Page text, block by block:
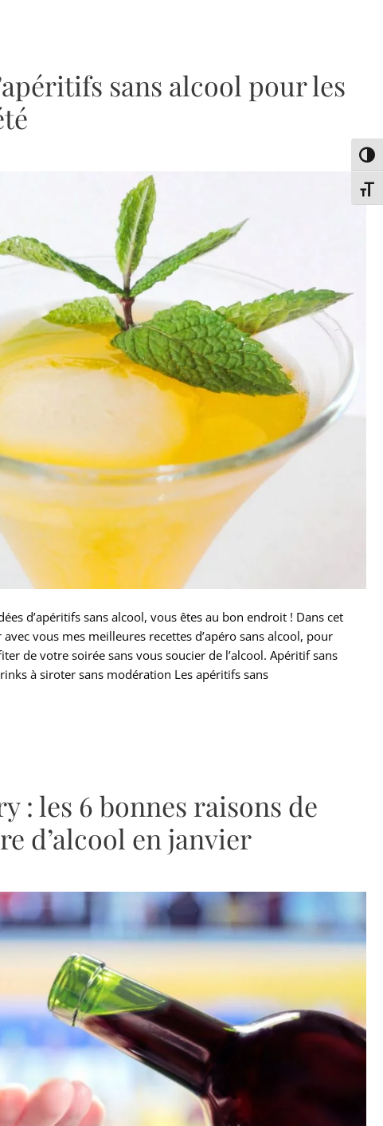
sans alcool pour les
d’apéritifs sans alcool, vous êtes au bon endroit ! Dans cet
vous mes meilleures recettes d’apéro sans alcool, pour
de votre soirée sans vous soucier de l’alcool. Apéritif sans
à siroter sans modération Les apéritifs sans
: les 6 bonnes raisons de
d’alcool en janvier